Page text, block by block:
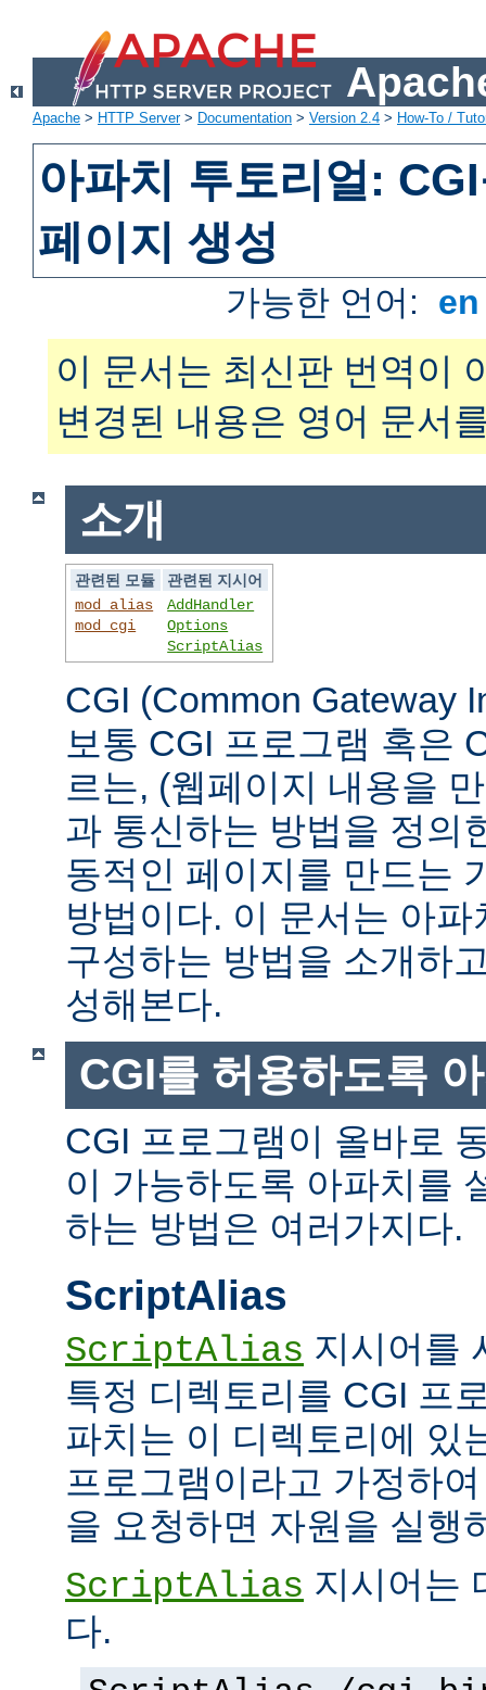
Apache > HTTP Server> Documentation > Version 2.4 > How-To /
아파치 투토리얼:
페이지 생성
가능한 언어:
이 문서는 최신판 번역이
변경된 내용은 영어 문서
소개
관련된 모듈
관련된 지시어
mod_alias
mod_cgi
AddHandler
Options
ScriptAlias
CGI (Common Gateway
보통 CGI 프로그램 혹은
르는, (웹페이지 내용을
과 통신하는 방법을 정의
동적인 페이지를 만드는
방법이다. 이 문서는 아
구성하는 방법을 소개하
성해본다.
CGI를 허용하도록
CGI 프로그램이 올바로
이 가능하도록 아파치를
하는 방법은 여러가지다.
ScriptAlias
ScriptAlias 지시어를
특정 디렉토리를 CGI 프
파치는 이 디렉토리에 있
프로그램이라고 가정하
을 요청하면 자원을 실행
ScriptAlias 지시어는
다.